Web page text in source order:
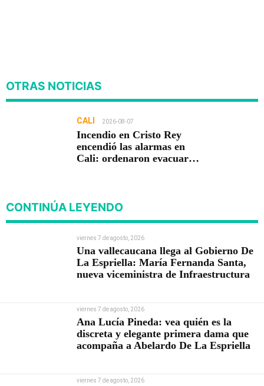
OTRAS NOTICIAS
CALI 2026-08-07
Incendio en Cristo Rey
encendió las alarmas en
Cali: ordenaron evacuar
CONTINÚA LEYENDO
viernes 7 de agosto, 2026
Una vallecaucana llega al Gobierno De
La Espriella: María Fernanda Santa,
nueva viceministra de Infraestructura
viernes 7 de agosto, 2026
Ana Lucía Pineda: vea quién es la
discreta y elegante primera dama que
acompaña a Abelardo De La Espriella
viernes 7 de agosto, 2026